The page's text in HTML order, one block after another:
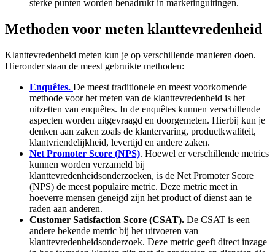
sterke punten worden benadrukt in marketinguitingen.
Methoden voor meten klanttevredenheid
Klanttevredenheid meten kun je op verschillende manieren doen.
Hieronder staan de meest gebruikte methoden:
Enquêtes. De meest traditionele en meest voorkomende
methode voor het meten van de klanttevredenheid is het
uitzetten van enquêtes. In de enquêtes kunnen verschillende
aspecten worden uitgevraagd en doorgemeten. Hierbij kun je
denken aan zaken zoals de klantervaring, productkwaliteit,
klantvriendelijkheid, levertijd en andere zaken.
Net Promoter Score (NPS). Hoewel er verschillende metrics
kunnen worden verzameld bij
klanttevredenheidsonderzoeken, is de Net Promoter Score
(NPS) de meest populaire metric. Deze metric meet in
hoeverre mensen geneigd zijn het product of dienst aan te
raden aan anderen.
Customer Satisfaction Score (CSAT). De CSAT is een
andere bekende metric bij het uitvoeren van
klanttevredenheidsonderzoek. Deze metric geeft direct inzage